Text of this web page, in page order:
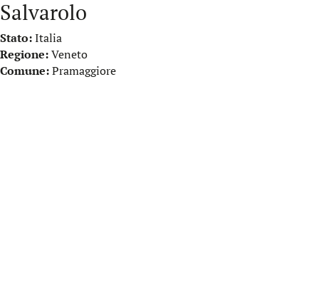
Salvarolo
Stato:Italia
Regione:Veneto
Comune:Pramaggiore